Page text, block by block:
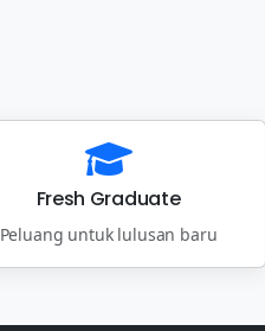
Fresh Graduate
Peluang untuk lulusan baru